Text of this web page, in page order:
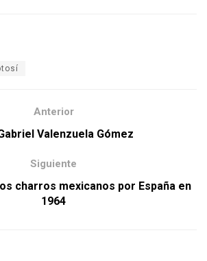
Anterior
Valenzuela Gómez
Siguiente
charros mexicanos por España en
1964